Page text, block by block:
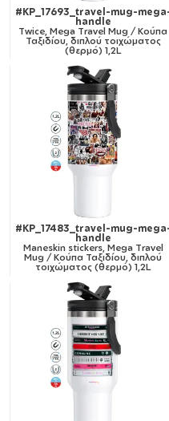
#KP_17693_travel-mug-
handle
Twice, Mega Travel Mug / Κούπα
Ταξιδίου, διπλού τοιχώματος
(θερμό) 1,2L
#KP_17483_travel-mug-
handle
Maneskin stickers, Mega Travel
Mug / Κούπα Ταξιδίου, διπλού
τοιχώματος (θερμό) 1,2L